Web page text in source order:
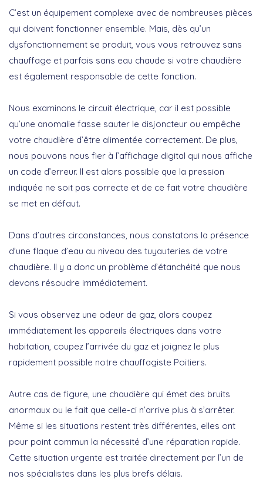
C’est un équipement complexe avec de nombreuses pièces
qui doivent fonctionner ensemble. Mais, dès qu’un
dysfonctionnement se produit, vous vous retrouvez sans
chauffage et parfois sans eau chaude si votre chaudière
est également responsable de cette fonction.
Nous examinons le circuit électrique, car il est possible
qu’une anomalie fasse sauter le disjoncteur ou empêche
votre chaudière d’être alimentée correctement. De plus,
nous pouvons nous fier à l’affichage digital qui nous affiche
un code d’erreur. Il est alors possible que la pression
indiquée ne soit pas correcte et de ce fait votre chaudière
se met en défaut.
Dans d’autres circonstances, nous constatons la présence
d’une flaque d’eau au niveau des tuyauteries de votre
chaudière. Il y a donc un problème d’étanchéité que nous
devons résoudre immédiatement.
Si vous observez une odeur de gaz, alors coupez
immédiatement les appareils électriques dans votre
habitation, coupez l’arrivée du gaz et joignez le plus
rapidement possible notre chauffagiste Poitiers.
Autre cas de figure, une chaudière qui émet des bruits
anormaux ou le fait que celle-ci n’arrive plus à s’arrêter.
Même si les situations restent très différentes, elles ont
pour point commun la nécessité d’une réparation rapide.
Cette situation urgente est traitée directement par l’un de
nos spécialistes dans les plus brefs délais.